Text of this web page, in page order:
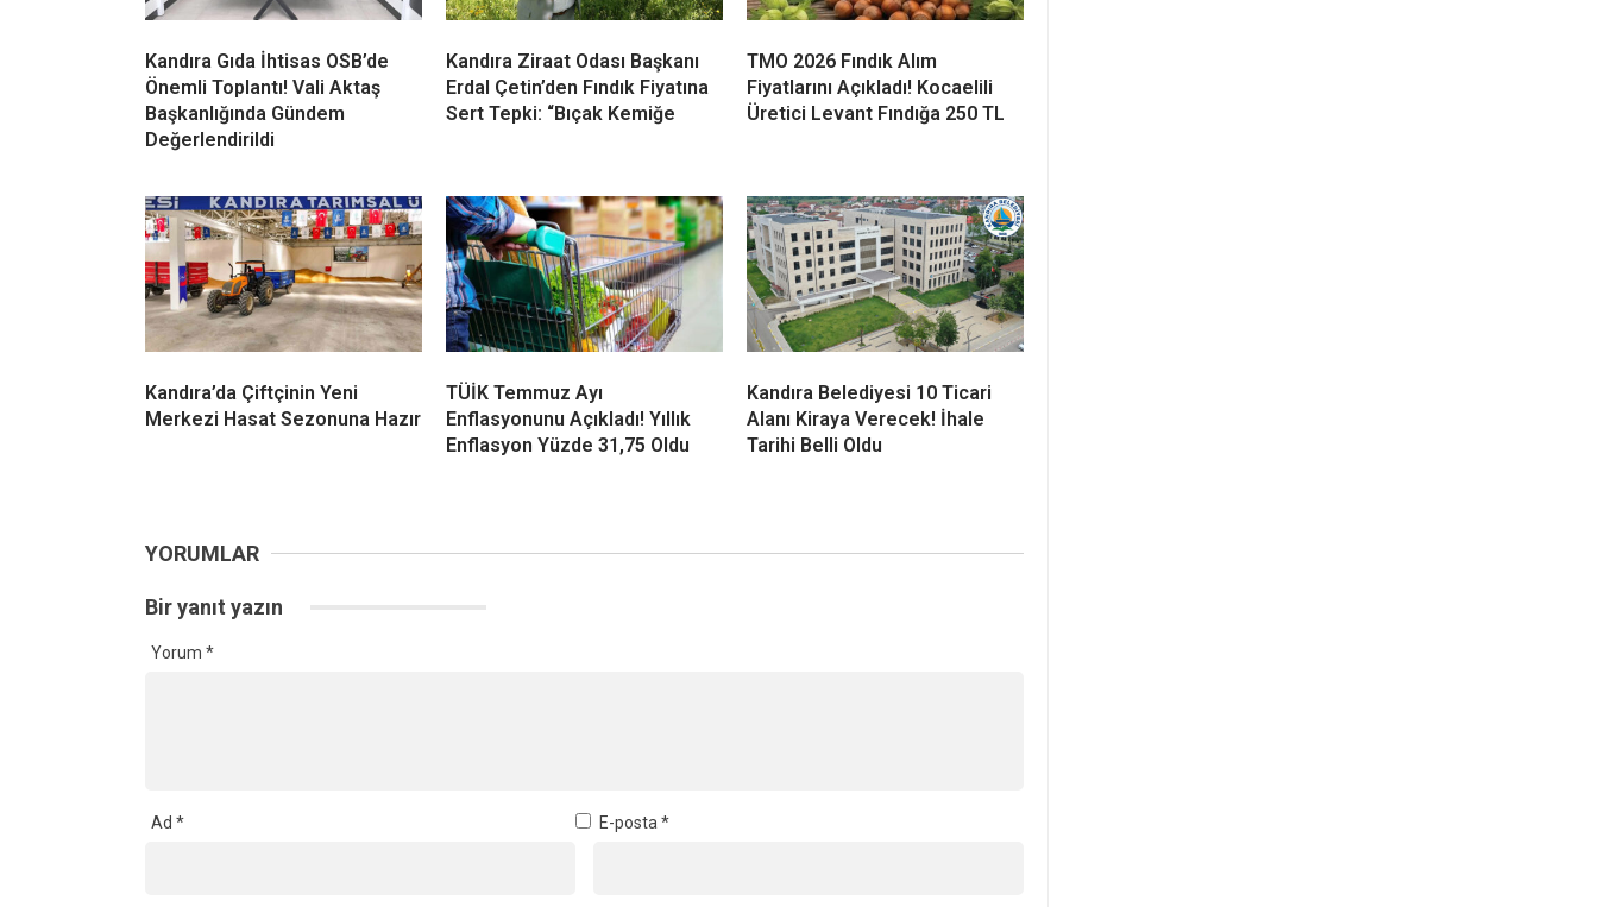
Kandıra’da Çiftçinin Yeni
Merkezi Hasat Sezonuna Hazır
TÜİK Temmuz Ayı
Enflasyonunu Açıkladı! Yıllık
Enflasyon Yüzde 31,75 Oldu
Kandıra Belediyesi 10 Ticari
Alanı Kiraya Verecek! İhale
Tarihi Belli Oldu
YORUMLAR
Bir yanıt yazın
Yorum*
Kandıra Ziraat Odası Başkanı Erdal Çetin’den Fındık Fiyatına Sert Tepki: “Bıçak Kemiğe Dayandı”